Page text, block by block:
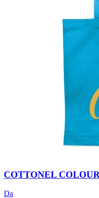
COTTONEL
Da